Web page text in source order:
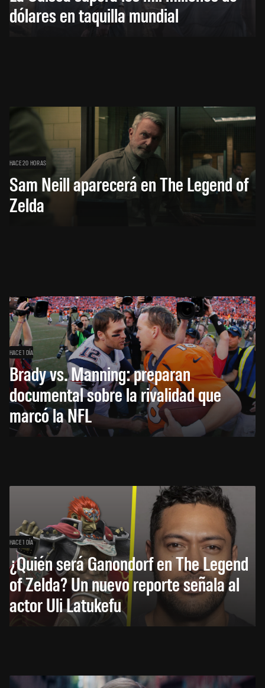
dólares en taquilla mundial
HACE 20 HORAS
Sam Neill aparecerá en The Legend of
Zelda
HACE 1 DÍA
Brady vs. Manning: preparan
documental sobre la rivalidad que
marcó la NFL
HACE 1 DÍA
¿Quién será Ganondorf en The Legend
of Zelda? Un nuevo reporte señala al
actor Uli Latukefu